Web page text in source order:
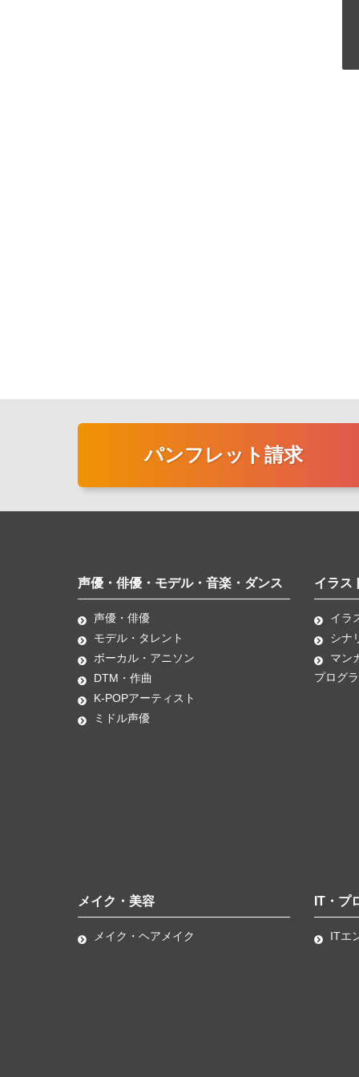
パンフレット請求
声優・俳優・モデル・音楽・ダンス
声優・俳優
モデル・タレント
ボーカル・アニソン
DTM・作曲
K-POPアーティスト
ミドル声優
イラス
イラ
シナ
マン
プログ
メイク・美容
メイク・ヘアメイク
IT・プ
ITエ